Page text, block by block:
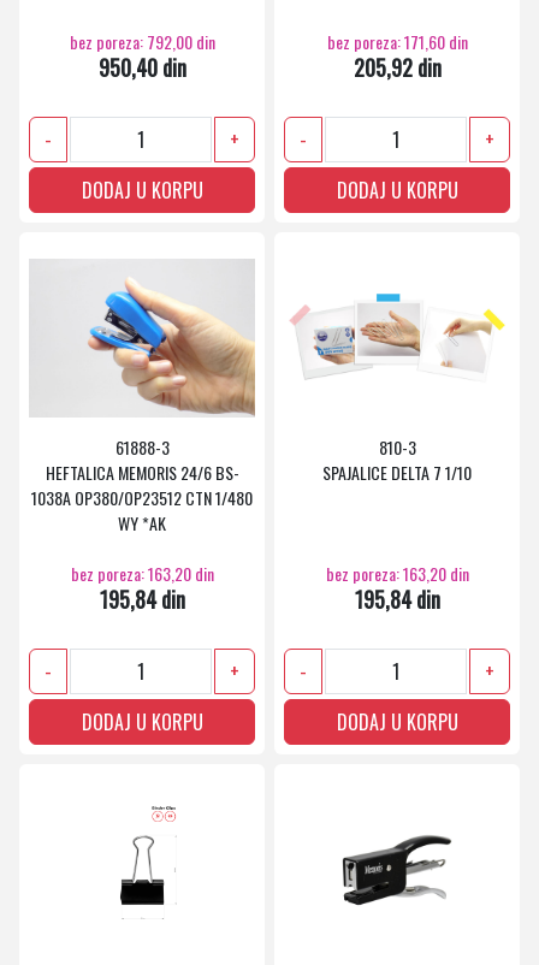
bez poreza: 792,00 din
950,40 din
-
+
DODAJ U KORPU
bez poreza: 171,60 din
205,92 din
-
+
DODAJ U KORPU
61888-3
HEFTALICA MEMORIS 24/6 BS-
1038A OP380/OP23512 CTN 1/480
WY *AK
bez poreza: 163,20 din
195,84 din
-
+
DODAJ U KORPU
810-3
SPAJALICE DELTA 7 1/10
bez poreza: 163,20 din
195,84 din
-
+
DODAJ U KORPU